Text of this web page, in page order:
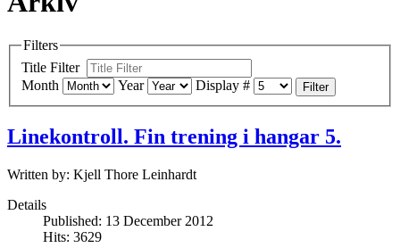
Filters
Title Filter
Month
Year Display # Filter
Linekontroll. Fin trening i hangar 5.
Written by: Kjell Thore Leinhardt
Details
Published: 13 December 2012
Hits: 3629